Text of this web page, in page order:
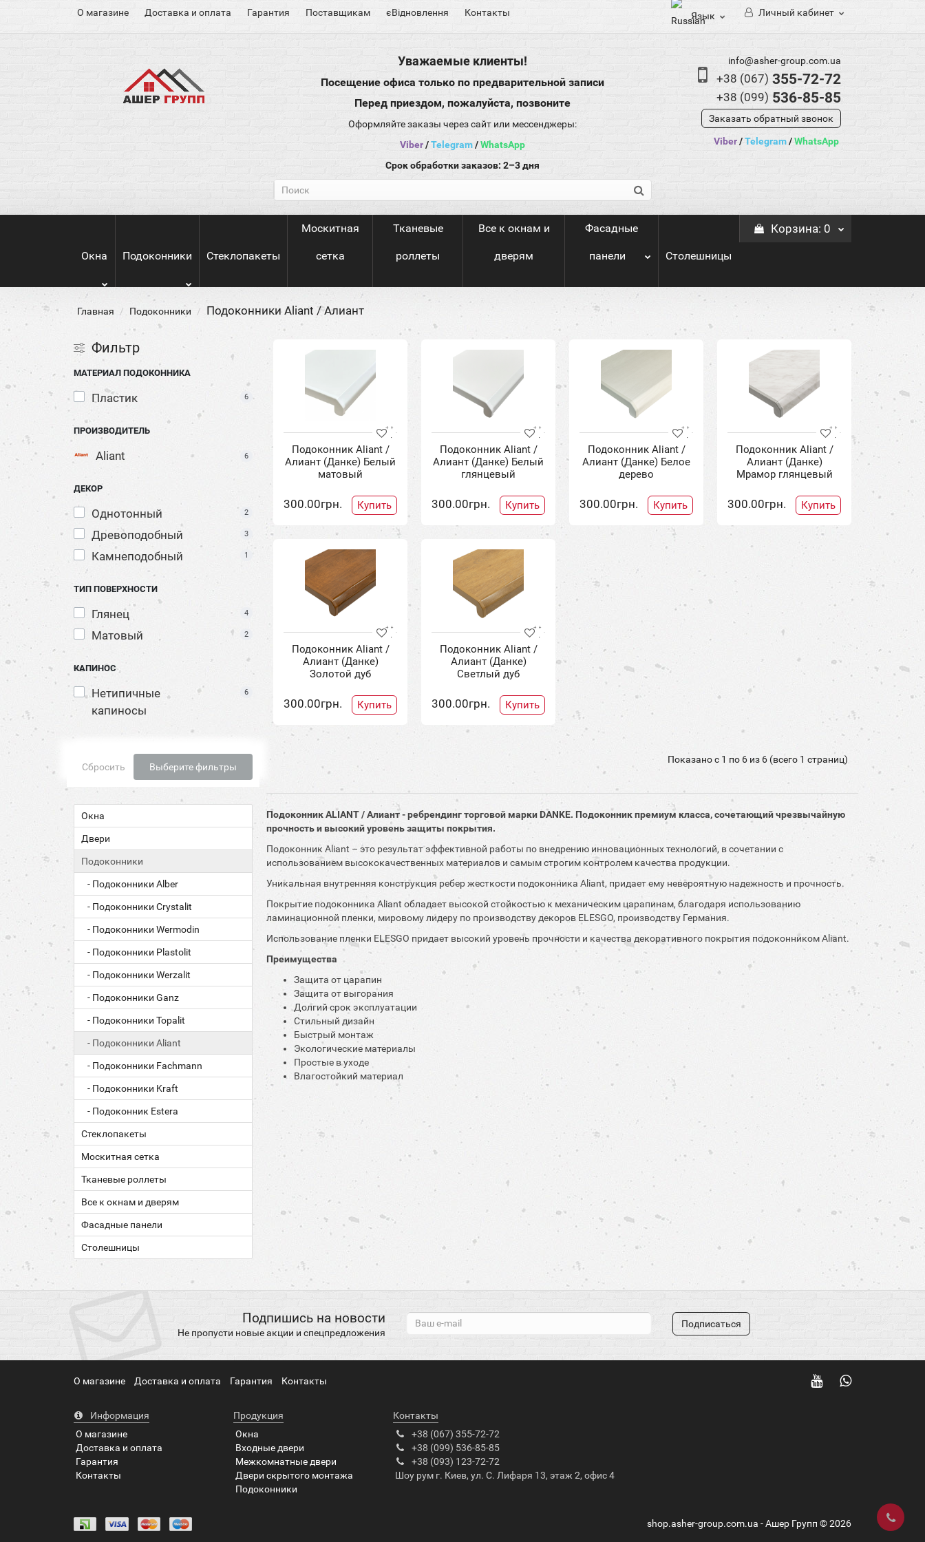
О магазине Доставка и оплата Гарантия Поставщикам єВідновлення Контакты Язык Личный кабинет
Уважаемые клиенты!
Посещение офиса только по предварительной записи
Перед приездом, пожалуйста, позвоните
Оформляйте заказы через сайт или мессенджеры:
Viber/Telegram/WhatsApp
Срок обработки заказов: 2–3 дня
info@asher-group.com.ua
+38 (067) 355-72-72
+38 (099) 536-85-85
Заказать обратный звонок
Viber/Telegram/WhatsApp
Окна Подоконники Стеклопакеты
Москитная
сетка
Тканевые
роллеты
Все к окнам и
дверям
Фасадные
панели Столешницы
Корзина: 0
Главная Подоконники Подоконники Aliant / Алиант
Фильтр
МАТЕРИАЛ ПОДОКОННИКА
Пластик 6
ПРОИЗВОДИТЕЛЬ
Aliant 6
ДЕКОР
Однотонный 2
Древоподобный 3
Камнеподобный 1
ТИП ПОВЕРХНОСТИ
Глянец 4
Матовый 2
КАПИНОС
Нетипичные
капиносы
6
Сбросить Выберите фильтры
Окна
Двери
Подоконники
- Подоконники Alber
- Подоконники Crystalit
- Подоконники Wermodin
- Подоконники Plastolit
- Подоконники Werzalit
- Подоконники Ganz
- Подоконники Topalit
- Подоконники Aliant
- Подоконники Fachmann
- Подоконники Kraft
- Подоконник Estera
Стеклопакеты
Москитная сетка
Тканевые роллеты
Все к окнам и дверям
Фасадные панели
Столешницы
Подоконник Aliant /
Алиант (Данке) Белый
матовый
300.00грн. Купить
Подоконник Aliant /
Алиант (Данке) Белый
глянцевый
300.00грн. Купить
Подоконник Aliant /
Алиант (Данке) Белое
дерево
300.00грн. Купить
Подоконник Aliant /
Алиант (Данке)
Мрамор глянцевый
300.00грн. Купить
Подоконник Aliant /
Алиант (Данке)
Золотой дуб
300.00грн. Купить
Подоконник Aliant /
Алиант (Данке)
Светлый дуб
300.00грн. Купить
Показано с 1 по 6 из 6 (всего 1 страниц)
Подоконник ALIANT / Алиант - ребрендинг торговой марки DANKE. Подоконник премиум класса, сочетающий чрезвычайную
прочность и высокий уровень защиты покрытия.
Подоконник Aliant – это результат эффективной работы по внедрению инновационных технологий, в сочетании с
использованием высококачественных материалов и самым строгим контролем качества продукции.
Уникальная внутренняя конструкция ребер жесткости подоконника Aliant, придает ему невероятную надежность и прочность.
Покрытие подоконника Aliant обладает высокой стойкостью к механическим царапинам, благодаря использованию
ламинационной пленки, мировому лидеру по производству декоров ELESGO, производству Германия.
Использование пленки ELESGO придает высокий уровень прочности и качества декоративного покрытия подоконником Aliant.
Преимущества
Защита от царапин
Защита от выгорания
Долгий срок эксплуатации
Стильный дизайн
Быстрый монтаж
Экологические материалы
Простые в уходе
Влагостойкий материал
Подпишись на новости
Не пропусти новые акции и спецпредложения
Подписаться
О магазине Доставка и оплата Гарантия Контакты
Информация
О магазине
Доставка и оплата
Гарантия
Контакты
Продукция
Окна
Входные двери
Межкомнатные двери
Двери скрытого монтажа
Подоконники
Контакты
+38 (067) 355-72-72
+38 (099) 536-85-85
+38 (093) 123-72-72
Шоу рум г. Киев, ул. С. Лифаря 13, этаж 2, офис 4
shop.asher-group.com.ua - Ашер Групп © 2026